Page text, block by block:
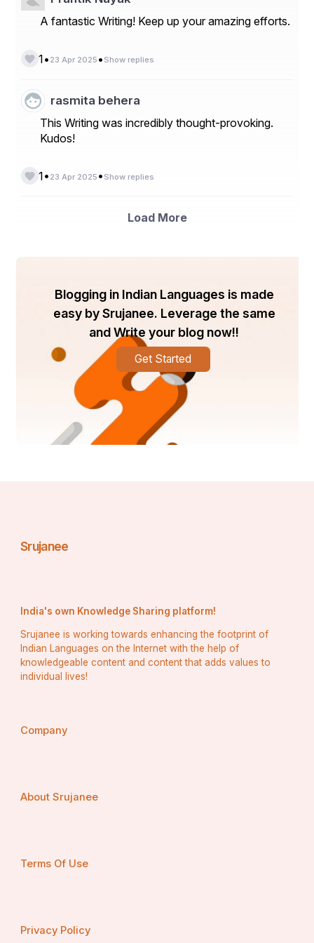
A fantastic Writing! Keep up your amazing efforts.
1• 23 Apr 2025 • Show replies
rasmita behera
This Writing was incredibly thought-provoking.
Kudos!
1• 23 Apr 2025 • Show replies
Load More
Blogging in Indian Languages is made
easy by Srujanee. Leverage the same
and Write your blog now!!
Get Started
Srujanee
India's own Knowledge Sharing platform!
Srujanee is working towards enhancing the footprint of
Indian Languages on the Internet with the help of
knowledgeable content and content that adds values to
individual lives!
Company
About Srujanee
Terms Of Use
Privacy Policy